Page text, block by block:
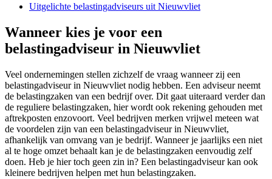
Uitgelichte belastingadviseurs uit Nieuwvliet
Wanneer kies je voor een
belastingadviseur in Nieuwvliet
Veel ondernemingen stellen zichzelf de vraag wanneer zij een
belastingadviseur in Nieuwvliet nodig hebben. Een adviseur neemt
de belastingzaken van een bedrijf over. Dit gaat uiteraard verder dan
de reguliere belastingzaken, hier wordt ook rekening gehouden met
aftrekposten enzovoort. Veel bedrijven merken vrijwel meteen wat
de voordelen zijn van een belastingadviseur in Nieuwvliet,
afhankelijk van omvang van je bedrijf. Wanneer je jaarlijks een niet
al te hoge omzet behaalt kan je de belastingzaken eenvoudig zelf
doen. Heb je hier toch geen zin in? Een belastingadviseur kan ook
kleinere bedrijven helpen met hun belastingzaken.